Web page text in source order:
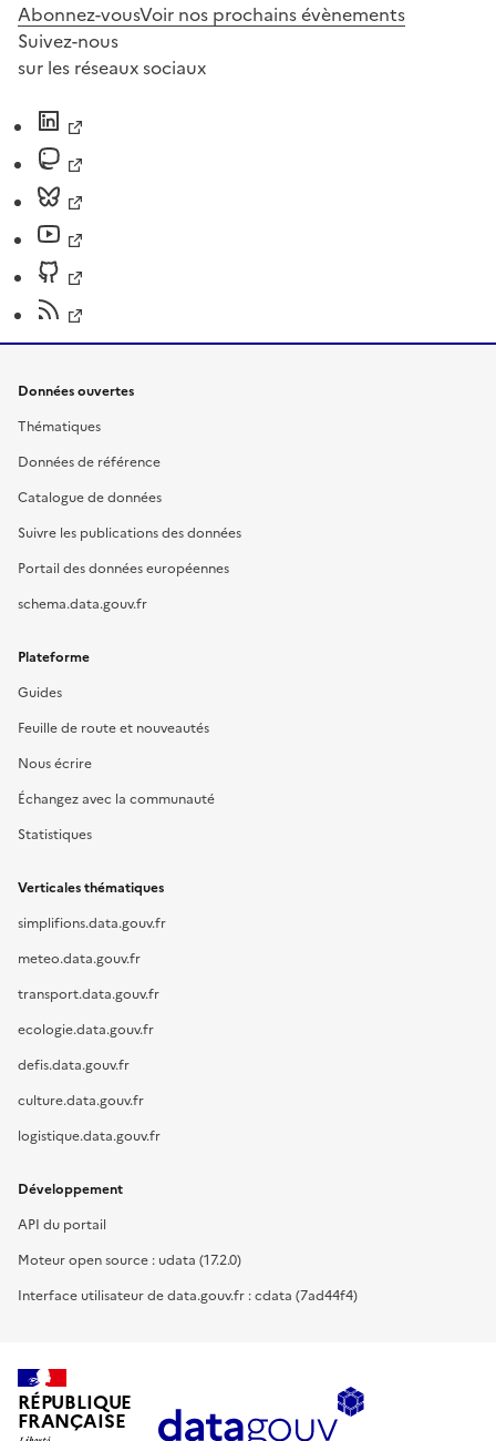
Abonnez-vousVoir nos prochains évènements
Suivez-nous
sur les réseaux sociaux
Données ouvertes
Thématiques
Données de référence
Catalogue de données
Suivre les publications des données
Portail des données européennes
schema.data.gouv.fr
Plateforme
Guides
Feuille de route et nouveautés
Nous écrire
Échangez avec la communauté
Statistiques
Verticales thématiques
simplifions.data.gouv.fr
meteo.data.gouv.fr
transport.data.gouv.fr
ecologie.data.gouv.fr
defis.data.gouv.fr
culture.data.gouv.fr
logistique.data.gouv.fr
Développement
API du portail
Moteur open source : udata (17.2.0)
Interface utilisateur de data.gouv.fr : cdata (7ad44f4)
RÉPUBLIQUE
FRANÇAISE